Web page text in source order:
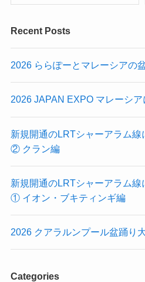
Recent Posts
2026 ららぽーとマレーシアの
2026 JAPAN EXPO マレーシア
新規開通のLRTシャーアラム線
② クラン編
新規開通のLRTシャーアラム線
① イオン・ブキティンギ編
2026 クアラルンプール盆踊り
Categories